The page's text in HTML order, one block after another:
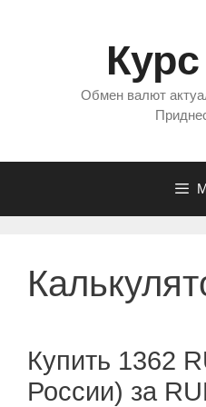
Обмен валют
Купить 1362
России) за